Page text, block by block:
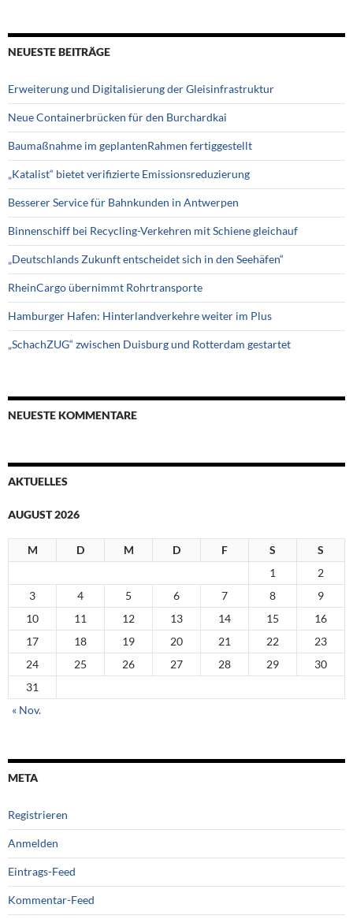
NEUESTE BEITRÄGE
Erweiterung und Digitalisierung der Gleisinfrastruktur
Neue Containerbrücken für den Burchardkai
Baumaßnahme im geplantenRahmen fertiggestellt
„Katalist“ bietet verifizierte Emissionsreduzierung
Besserer Service für Bahnkunden in Antwerpen
Binnenschiff bei Recycling-Verkehren mit Schiene gleichauf
„Deutschlands Zukunft entscheidet sich in den Seehäfen“
RheinCargo übernimmt Rohrtransporte
Hamburger Hafen: Hinterlandverkehre weiter im Plus
„SchachZUG“ zwischen Duisburg und Rotterdam gestartet
NEUESTE KOMMENTARE
AKTUELLES
AUGUST 2026
M D M D F S
S
1
2
3
4 5 6 7 8
9
10
11 12 13 14 15
16
17
18 19 20 21 22
23
24
25 26 27 28 29
30
31
« Nov.
META
Registrieren
Anmelden
Eintrags-Feed
Kommentar-Feed